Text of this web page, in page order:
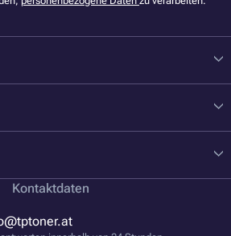
Kontaktdaten